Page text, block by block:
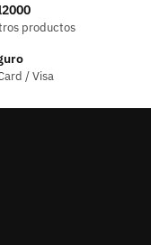
productos
/ Visa